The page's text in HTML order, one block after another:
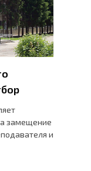
замещение
и